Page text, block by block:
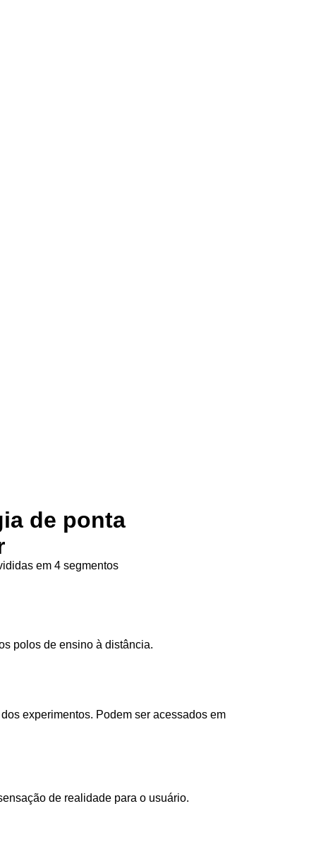
de ponta
em 4 segmentos
polos de ensino à distância.
experimentos. Podem ser acessados em
de realidade para o usuário.